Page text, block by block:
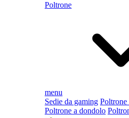
Poltrone
menu
Sedie da gaming
Poltrone a dondolo